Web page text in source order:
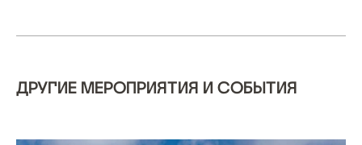
ДРУГИЕ МЕРОПРИЯТИЯ И СОБЫТИЯ